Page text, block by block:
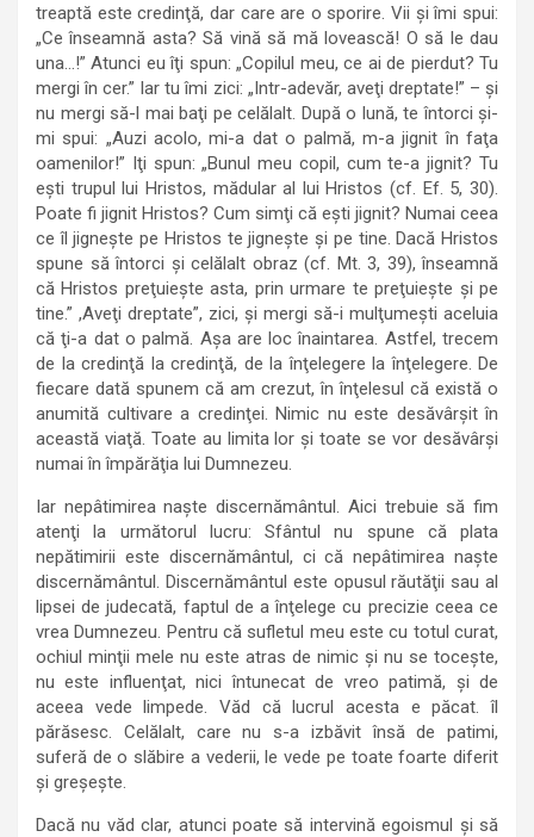
treaptă este credinţă, dar care are o sporire. Vii şi îmi spui:
„Ce înseamnă asta? Să vină să mă lovească! O să le dau
una…!” Atunci eu îţi spun: „Copilul meu, ce ai de pierdut? Tu
mergi în cer.” Iar tu îmi zici: „Intr-adevăr, aveţi dreptate!” – şi
nu mergi să-l mai baţi pe celălalt. După o lună, te întorci şi-
mi spui: „Auzi acolo, mi-a dat o palmă, m-a jignit în faţa
oamenilor!” Iţi spun: „Bunul meu copil, cum te-a jignit? Tu
eşti trupul lui Hristos, mădular al lui Hristos (cf. Ef. 5, 30).
Poate fi jignit Hristos? Cum simţi că eşti jignit? Numai ceea
ce îl jigneşte pe Hristos te jigneşte şi pe tine. Dacă Hristos
spune să întorci şi celălalt obraz (cf. Mt. 3, 39), înseamnă
că Hristos preţuieşte asta, prin urmare te preţuieşte şi pe
tine.” ,Aveţi dreptate”, zici, şi mergi să-i mulţumeşti aceluia
că ţi-a dat o palmă. Aşa are loc înaintarea. Astfel, trecem
de la credinţă la credinţă, de la înţelegere la înţelegere. De
fiecare dată spunem că am crezut, în înţelesul că există o
anumită cultivare a credinţei. Nimic nu este desăvârşit în
această viaţă. Toate au limita lor şi toate se vor desăvârşi
numai în împărăţia lui Dumnezeu.
Iar nepâtimirea naşte discernământul. Aici trebuie să fim
atenţi la următorul lucru: Sfântul nu spune că plata
nepătimirii este discernământul, ci că nepâtimirea naşte
discernământul. Discernământul este opusul răutăţii sau al
lipsei de judecată, faptul de a înţelege cu precizie ceea ce
vrea Dumnezeu. Pentru că sufletul meu este cu totul curat,
ochiul minţii mele nu este atras de nimic şi nu se toceşte,
nu este influenţat, nici întunecat de vreo patimă, şi de
aceea vede limpede. Văd că lucrul acesta e păcat. îl
părăsesc. Celălalt, care nu s-a izbăvit însă de patimi,
suferă de o slăbire a vederii, le vede pe toate foarte diferit
şi greşeşte.
Dacă nu văd clar, atunci poate să intervină egoismul şi să